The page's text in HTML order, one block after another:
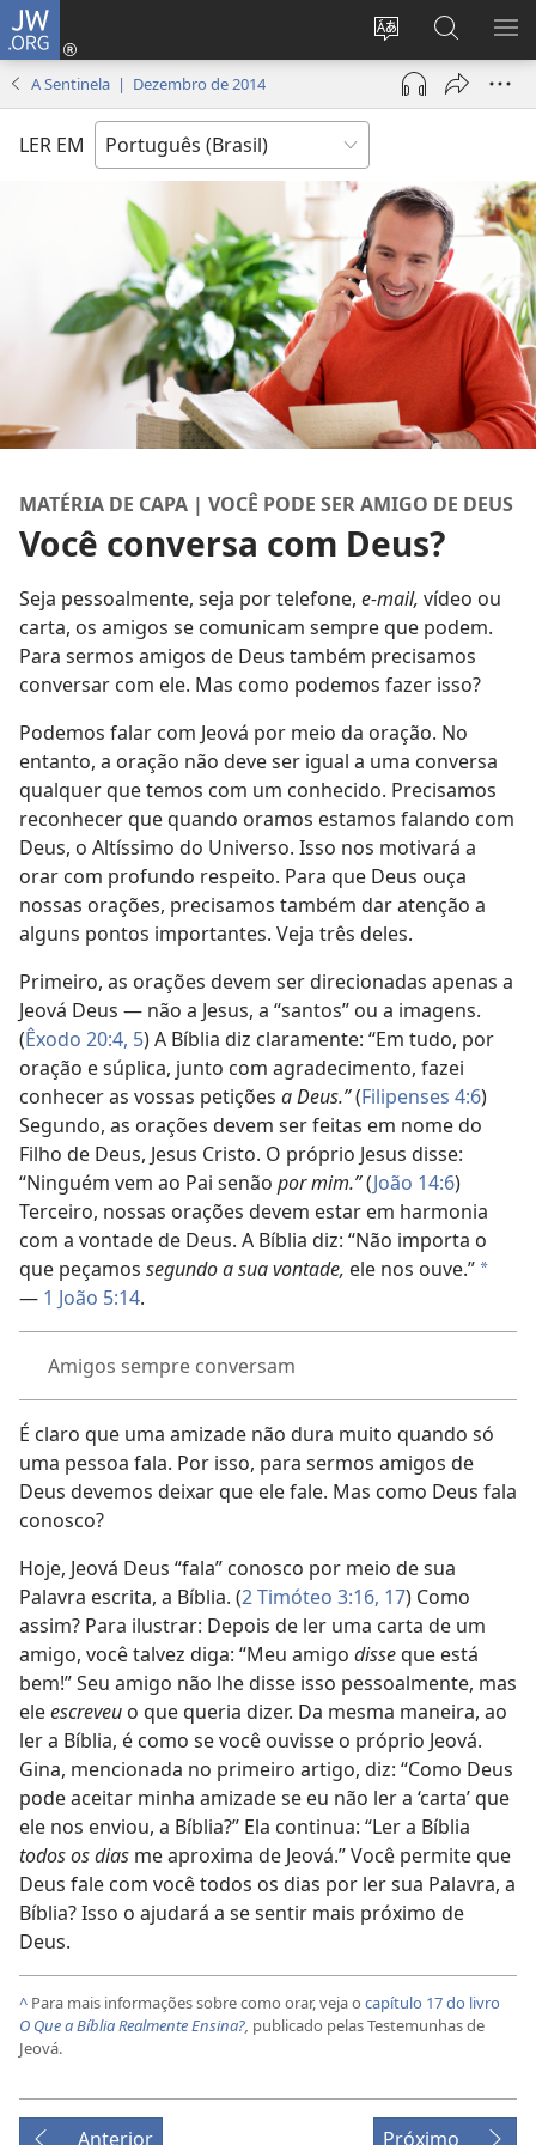
JW.ORG
Mudar
idioma
Log
(abre
janela)
Buscar
no
JW.ORG
A Sentinela | Dezembro de 2014
LER EM
MATÉRIA DE CAPA | VOCÊ PODE SER AMIGO DE DEUS
Você conversa com Deus?
Seja pessoalmente, seja por telefone, e-mail, vídeo ou
carta, os amigos se comunicam sempre que podem.
Para sermos amigos de Deus também precisamos
conversar com ele. Mas como podemos fazer isso?
Podemos falar com Jeová por meio da oração. No
entanto, a oração não deve ser igual a uma conversa
qualquer que temos com um conhecido. Precisamos
reconhecer que quando oramos estamos falando com
Deus, o Altíssimo do Universo. Isso nos motivará a
orar com profundo respeito. Para que Deus ouça
nossas orações, precisamos também dar atenção a
alguns pontos importantes. Veja três deles.
Primeiro, as orações devem ser direcionadas apenas a
Jeová Deus — não a Jesus, a “santos” ou a imagens.
(Êxodo 20:4, 5) A Bíblia diz claramente: “Em tudo, por
oração e súplica, junto com agradecimento, fazei
conhecer as vossas petições a Deus.”(Filipenses 4:6)
Segundo, as orações devem ser feitas em nome do
Filho de Deus, Jesus Cristo. O próprio Jesus disse:
“Ninguém vem ao Pai senão por mim.”(João 14:6)
Terceiro, nossas orações devem estar em harmonia
com a vontade de Deus. A Bíblia diz: “Não importa o
que peçamos segundo a sua vontade, ele nos ouve.” *
— 1 João 5:14.
Amigos sempre conversam
É claro que uma amizade não dura muito quando só
uma pessoa fala. Por isso, para sermos amigos de
Deus devemos deixar que ele fale. Mas como Deus fala
conosco?
Hoje, Jeová Deus “fala” conosco por meio de sua
Palavra escrita, a Bíblia. (2 Timóteo 3:16, 17) Como
assim? Para ilustrar: Depois de ler uma carta de um
amigo, você talvez diga: “Meu amigo disseque está
bem!” Seu amigo não lhe disse isso pessoalmente, mas
eleescreveu o que queria dizer. Da mesma maneira, ao
ler a Bíblia, é como se você ouvisse o próprio Jeová.
Gina, mencionada no primeiro artigo, diz: “Como Deus
pode aceitar minha amizade se eu não ler a ‘carta’ que
ele nos enviou, a Bíblia?” Ela continua: “Ler a Bíblia
todos os dias me aproxima de Jeová.” Você permite que
Deus fale com você todos os dias por ler sua Palavra, a
Bíblia? Isso o ajudará a se sentir mais próximo de
Deus.
^ Para mais informações sobre como orar, veja o capítulo 17 do livro
O Que a Bíblia Realmente Ensina?, publicado pelas Testemunhas de
Jeová.
Anterior Próximo